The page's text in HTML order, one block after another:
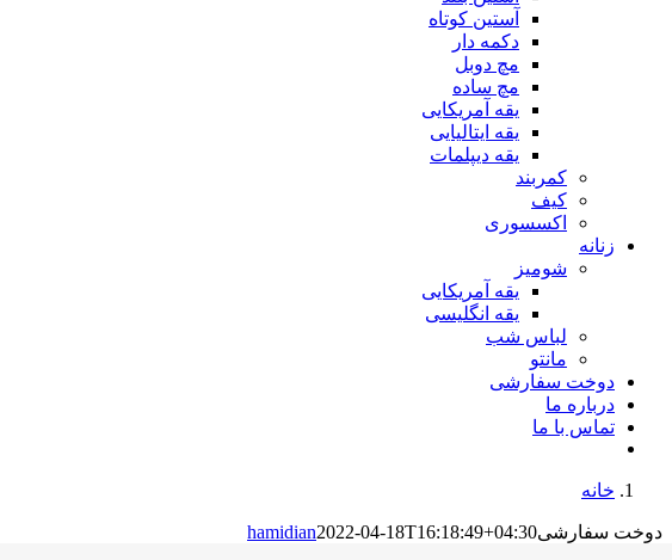
آستین کوتاه
دکمه دار
مچ دوبل
مچ ساده
یقه آمریکایی
یقه ایتالیایی
یقه دیپلمات
کمربند
کیف
اکسسوری
زنانه
شومیز
یقه آمریکایی
یقه انگلیسی
لباس شب
مانتو
دوخت سفارشی
درباره ما
تماس با ما
خانه
دوخت سفارشی hamidian2022-04-18T16:18:49+04:30